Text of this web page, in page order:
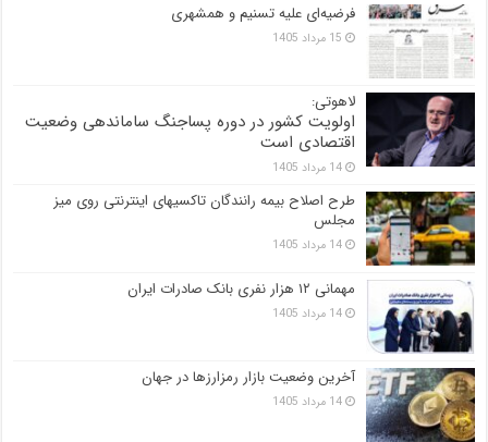
فرضیه‌ای علیه تسنیم و همشهری
15 مرداد 1405
لاهوتی:
اولویت کشور در دوره پساجنگ ساماندهی وضعیت
اقتصادی است
14 مرداد 1405
طرح اصلاح بیمه رانندگان تاکسیهای اینترنتی روی میز
مجلس
14 مرداد 1405
مهمانی ۱۲ هزار نفری بانک صادرات ایران
14 مرداد 1405
آخرین وضعیت بازار رمزارزها در جهان
14 مرداد 1405